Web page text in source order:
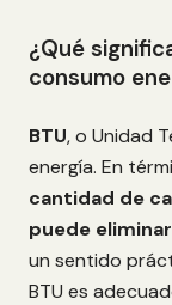
¿Qué
consumo
BTU, o Unidad
energía. En
cantidad de
puede
un sentido
BTU es